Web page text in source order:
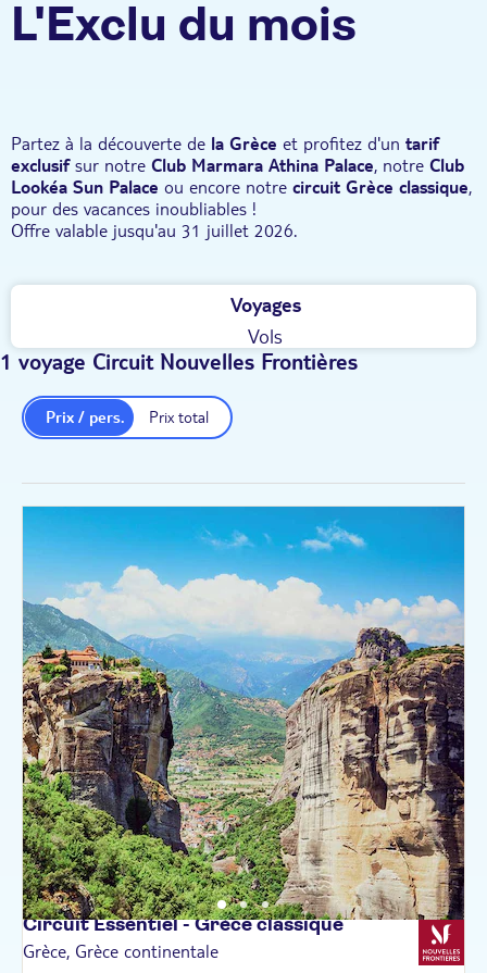
L'Exclu du mois
Partez à la découverte de la Grèce et profitez d'un tarif
exclusif sur notre Club Marmara Athina Palace, notre Club
Lookéa Sun Palace ou encore notre circuit Grèce classique,
pour des vacances inoubliables !
Offre valable jusqu'au 31 juillet 2026.
Voyages
Vols
1 voyage Circuit Nouvelles Frontières
Prix total
Prix / pers.
Circuit Essentiel - Grèceclassique
Grèce, Grèce continentale